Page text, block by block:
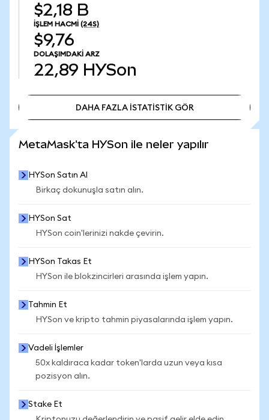
$2,18 B
İŞLEM HACMI (24S)
$9,76
DOLAŞIMDAKI ARZ
22,89 HYSon
DAHA FAZLA İSTATİSTİK GÖR
MetaMask'ta HYSon ile neler yapılır
HYSon Satın Al
Birkaç dokunuşla satın alın.
HYSon Sat
HYSon coin'lerinizi nakde çevirin.
HYSon Takas Et
HYSon ile blokzincirleri arasında işlem yapın.
Tahmin Et
HYSon ve kripto tahmin piyasalarında işlem yapın.
Vadeli İşlemler
50x kaldıraca kadar token'larda uzun veya kısa
pozisyon alın.
Stake Et